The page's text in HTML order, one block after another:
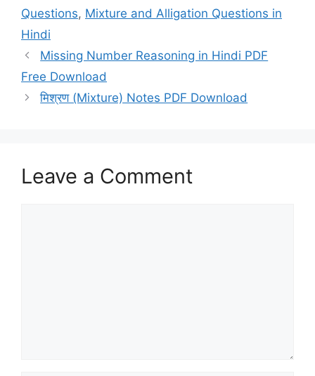
Questions, Mixture and Alligation Questions in
Hindi
Missing Number Reasoning in Hindi PDF
Free Download
मिश्रण (Mixture) Notes PDF Download
Leave a Comment